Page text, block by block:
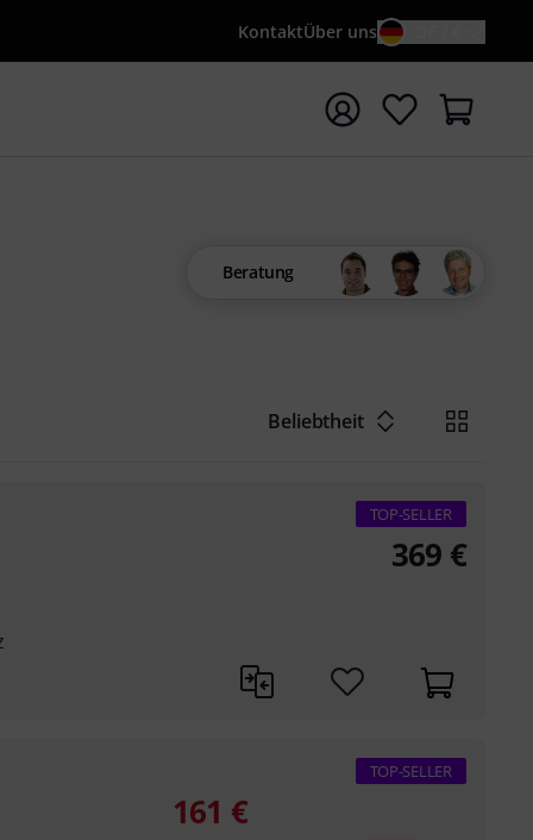
KontaktÜber uns
mit Suchwort {searchTerm} starten
Beratung
Beliebtheit
TOP-SELLER
369 €
TOP-SELLER
161 €